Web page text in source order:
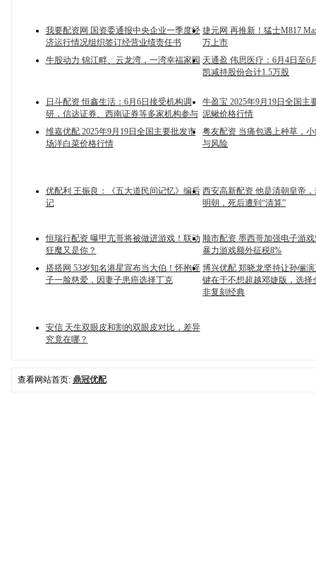
我要配资网 国资委通报中央企业一季度经
济运行情况组织签订经营业绩责任书
捷元网 再推新！猛士M817
万上市
牛股动力 锦江畔、云龙湾，一湾幸福家园 天通盈 伟思医疗：6月4日至6
凯减持股份合计1.5万股
日斗配资 恒鑫生活：6月6日接受机构调
研，信达证券、西南证券等多家机构参与
牛盈宝 2025年9月19日全国主
泥鳅价格行情
维嘉优配 2025年9月19日全国主要批发市
场洋白菜价格行情
粤友配资 当痛包遇上种草，
与风险
优配利 王振良：《五大道民间记忆》编后
记
西安高新配资 他是清朝皇帝
明朝，死后遭到“清算”
恒瑞行配资 曝甲亢哥将被做进游戏！联动
狂魔又是你？
顺市配资 墨西哥加强电子游
暴力游戏额外征税8%
搭搭网 53岁知名港星宣布当大伯！怀抱侄
子一脸慈爱，因妻子患癌选择丁克
博兴优配 郑晓龙坚持让孙俪
键在于不想超越邓婕版，选择
非复刻经典
安信 天生双眼皮和割的双眼皮对比，差异
究竟在哪？
查看网站首页: 鼎冠优配